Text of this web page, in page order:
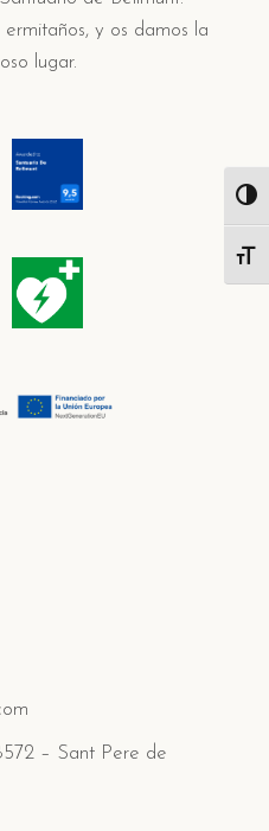
y os damos la
lugar.
– Sant Pere de